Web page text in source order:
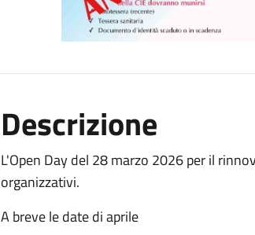
Descrizione
L'Open Day del 28 marzo 2026 per il
organizzativi.
A breve le date di aprile